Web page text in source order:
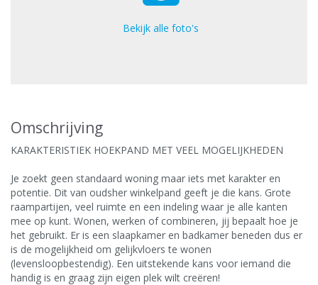
Bekijk alle foto's
Omschrijving
KARAKTERISTIEK HOEKPAND MET VEEL MOGELIJKHEDEN
Je zoekt geen standaard woning maar iets met karakter en
potentie. Dit van oudsher winkelpand geeft je die kans. Grote
raampartijen, veel ruimte en een indeling waar je alle kanten
mee op kunt. Wonen, werken of combineren, jij bepaalt hoe je
het gebruikt. Er is een slaapkamer en badkamer beneden dus er
is de mogelijkheid om gelijkvloers te wonen
(levensloopbestendig). Een uitstekende kans voor iemand die
handig is en graag zijn eigen plek wilt creëren!